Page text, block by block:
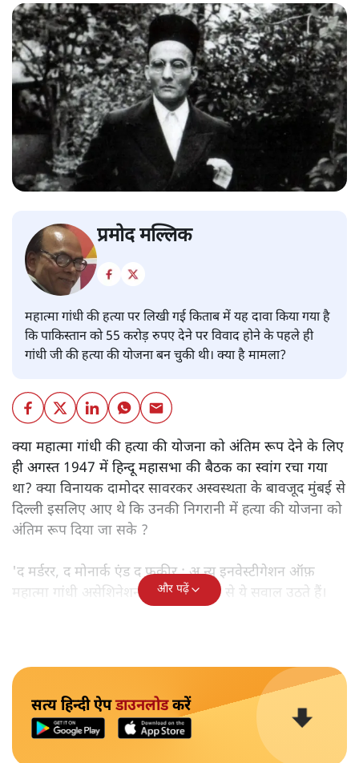
प्रमोद मल्लिक
महात्मा गांधी की हत्या पर लिखी गई किताब में यह दावा किया गया है
कि पाकिस्तान को 55 करोड़ रुपए देने पर विवाद होने के पहले ही
गांधी जी की हत्या की योजना बन चुकी थी। क्या है मामला?
क्या महात्मा गांधी की हत्या की योजना को अंतिम रूप देने के लिए
ही अगस्त 1947 में हिन्दू महासभा की बैठक का स्वांग रचा गया
था? क्या विनायक दामोदर सावरकर अस्वस्थता के बावजूद मुंबई से
दिल्ली इसलिए आए थे कि उनकी निगरानी में हत्या की योजना को
अंतिम रूप दिया जा सके ?
'द मर्डरर, द मोनार्क एंड द फ़कीर : अ न्यू इनवेस्टीगेशन ऑफ़
महात्मा गांधी असेशिनेशन' नामक किताब से ये सवाल उठते हैं।
और पढ़ें
सत्य हिन्दी ऐपडाउनलोडकरें